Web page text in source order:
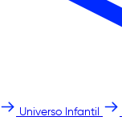
Universo Infantil